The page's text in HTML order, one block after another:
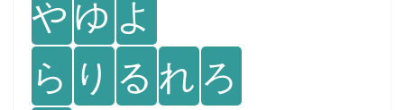
や ゆ よ
ら り る れ ろ